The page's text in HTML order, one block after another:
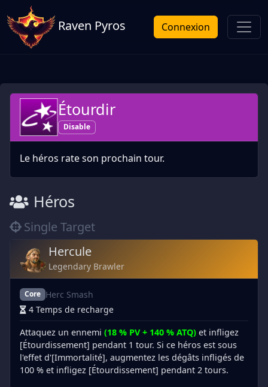
Raven Pyros Connexion
Étourdir
Disable
Le héros rate son prochain tour.
Héros
Single Target
Hercule
Legendary Brawler
Core Herc Smash
4 Temps de recharge
Attaquez un ennemi (18 % PV + 140 % ATQ) et infligez
[Étourdissement] pendant 1 tour. Si ce héros est sous
l'effet d'[Immortalité], augmentez les dégâts infligés de
100 % et infligez [Étourdissement] pendant 2 tours.